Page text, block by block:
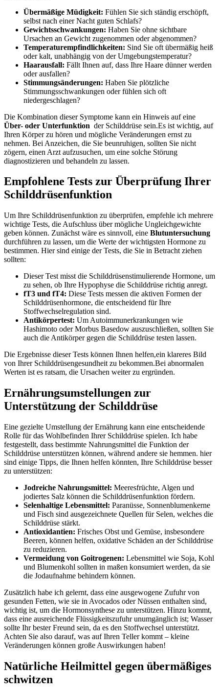
Übermäßige Müdigkeit: Fühlen⁣ Sie sich ständig ⁣erschöpft, ​
selbst nach ⁢einer Nacht guten​ Schlafs?
Gewichtsschwankungen: Haben Sie ohne sichtbare
Ursachen an⁢ Gewicht zugenommen oder abgenommen?
Temperaturempfindlichkeiten: Sind Sie oft übermäßig heiß
⁢oder kalt, unabhängig von der Umgebungstemperatur?
Haarausfall: Fällt Ihnen auf, dass⁤ Ihre ⁢Haare dünner‍ werden
oder ausfallen?
Stimmungsänderungen: Haben Sie plötzliche
Stimmungsschwankungen oder fühlen sich oft
niedergeschlagen?
Die⁤ Kombination dieser Symptome​ kann⁤ ein Hinweis auf eine ⁢
Über- oder ⁣Unterfunktion ⁢ der⁢ Schilddrüse‍ sein.Es⁣ ist wichtig, auf
Ihren Körper zu hören ⁣und mögliche Veränderungen ernst zu⁣
nehmen. Bei Anzeichen, die Sie beunruhigen, ⁤sollten Sie nicht
zögern, ⁣einen Arzt aufzusuchen,​ um eine solche Störung
diagnostizieren und behandeln⁤ zu lassen.
Empfohlene Tests zur Überprüfung Ihrer
Schilddrüsenfunktion
Um Ihre⁣ Schilddrüsenfunktion⁢ zu überprüfen, empfehle ich ‍mehrere
wichtige Tests, die ​Aufschluss über mögliche Ungleichgewichte
geben können. Zunächst wäre es⁣ sinnvoll, ⁢eine Blutuntersuchung
durchführen zu lassen, um ‍die Werte​ der wichtigsten Hormone zu
bestimmen. Hier​ sind einige der Tests, die Sie ‍in Betracht ziehen
sollten:
‌Dieser Test misst​ die ⁤Schilddrüsenstimulierende ⁢Hormone,⁣ um
zu sehen, ob Ihre Hypophyse die Schilddrüse richtig anregt.
fT3 und fT4: Diese Tests⁣ messen ‌die aktiven Formen der⁢
Schilddrüsenhormone, die ⁣entscheidend⁤ für Ihre
Stoffwechselregulation sind.
Antikörpertest: Um Autoimmunerkrankungen wie
Hashimoto oder Morbus Basedow auszuschließen, sollten Sie
‍auch die Antikörper gegen ⁢die ⁢Schilddrüse⁣ testen lassen.
Die ⁢Ergebnisse ⁢dieser Tests können Ihnen helfen,ein klareres Bild
von Ihrer Schilddrüsengesundheit ⁢zu bekommen.Bei‍ abnormalen
Werten⁤ ist‍ es ratsam, ​die Ursachen ⁣weiter zu ergründen.
Ernährungsumstellungen zur
Unterstützung der Schilddrüse
Eine gezielte Umstellung der Ernährung‌ kann ‌eine ⁣entscheidende
Rolle für das Wohlbefinden ⁣Ihrer Schilddrüse spielen. Ich ⁢habe
festgestellt, dass⁤ bestimmte⁢ Nahrungsmittel die Funktion der
Schilddrüse‍ unterstützen können, während⁣ andere sie hemmen. hier
sind einige Tipps, die Ihnen helfen könnten, Ihre Schilddrüse besser
zu unterstützen:
Jodreiche Nahrungsmittel: Meeresfrüchte, Algen und
jodiertes Salz können die Schilddrüsenfunktion fördern.
Selenhaltige⁤ Lebensmittel: Paranüsse, Sonnenblumenkerne
und Fisch sind ausgezeichnete Quellen ‌für Selen, ‌welches die
Schilddrüse stärkt.
Antioxidantien: Frisches Obst und Gemüse, ⁤insbesondere
Beeren, können⁣ helfen, oxidative Schäden an der Schilddrüse​
zu reduzieren.
Vermeidung von Goitrogenen: Lebensmittel ⁤wie Soja,⁣ Kohl
und Blumenkohl sollten in maßen⁤ konsumiert werden, da sie ​
die Jodaufnahme behindern ‍können.
Zusätzlich habe​ ich gelernt, dass⁣ eine⁣ ausgewogene Zufuhr von
⁢gesunden‌ Fetten, wie sie in Avocados oder Nüssen⁣ enthalten sind,
wichtig ist, um die Hormonsynthese⁤ zu unterstützen.​ Hinzu kommt,
dass eine ausreichende Flüssigkeitszufuhr ⁢unumgänglich ist; Wasser‍
sollte Ihr bester Freund ​sein, da​ es den Stoffwechsel unterstützt.
Achten Sie also⁣ darauf, ⁤was ‌auf Ihren Teller kommt – kleine
‌Veränderungen ‍können große Auswirkungen haben!
Natürliche Heilmittel gegen übermäßiges‌
schwitzen